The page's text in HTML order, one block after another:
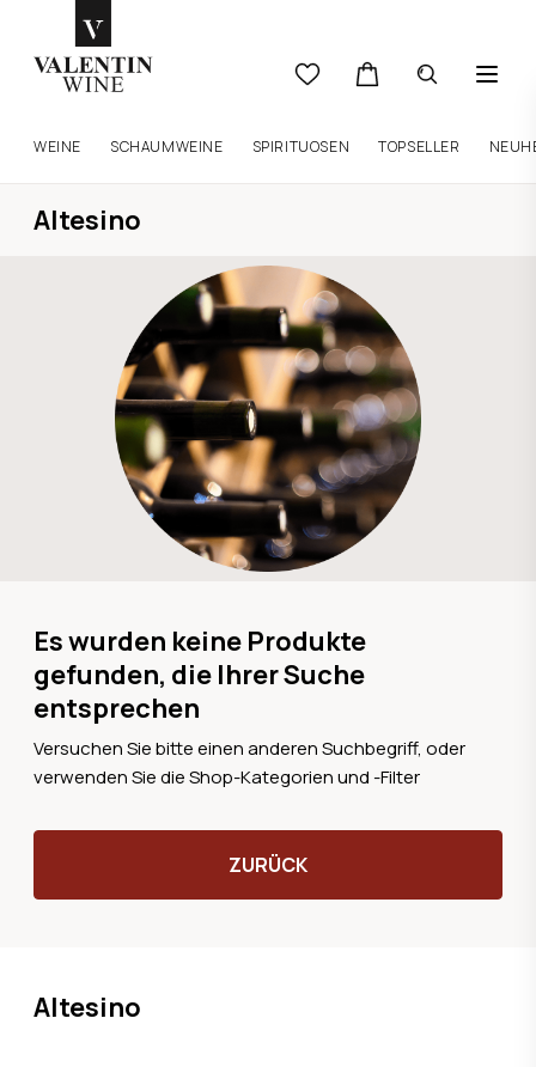
WEINE SCHAUMWEINE SPIRITUOSEN TOPSELLER
Altesino
Es wurden keine Produkte
gefunden, die Ihrer Suche
entsprechen
Versuchen Sie bitte einen anderen Suchbegriff, oder
verwenden Sie die Shop-Kategorien und -Filter
ZURÜCK
Altesino